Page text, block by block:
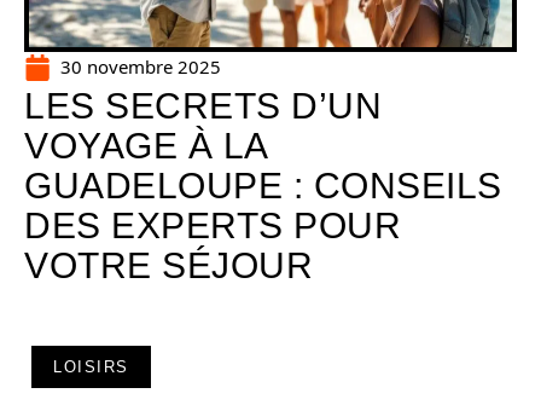
30 novembre 2025
LES SECRETS D’UN
VOYAGE À LA
GUADELOUPE : CONSEILS
DES EXPERTS POUR
VOTRE SÉJOUR
LOISIRS